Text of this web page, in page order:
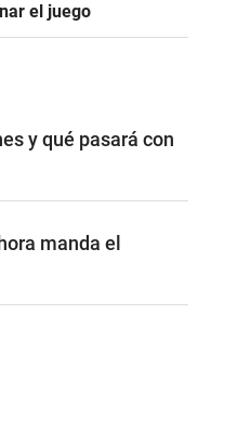
el juego
y qué pasará con
manda el